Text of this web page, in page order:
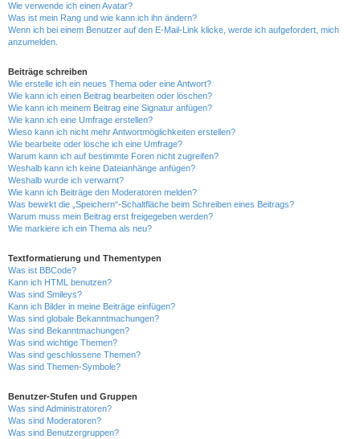
Wie verwende ich einen Avatar?
Was ist mein Rang und wie kann ich ihn ändern?
Wenn ich bei einem Benutzer auf den E-Mail-Link klicke, werde ich aufgefordert, mich
anzumelden.
Beiträge schreiben
Wie erstelle ich ein neues Thema oder eine Antwort?
Wie kann ich einen Beitrag bearbeiten oder löschen?
Wie kann ich meinem Beitrag eine Signatur anfügen?
Wie kann ich eine Umfrage erstellen?
Wieso kann ich nicht mehr Antwortmöglichkeiten erstellen?
Wie bearbeite oder lösche ich eine Umfrage?
Warum kann ich auf bestimmte Foren nicht zugreifen?
Weshalb kann ich keine Dateianhänge anfügen?
Weshalb wurde ich verwarnt?
Wie kann ich Beiträge den Moderatoren melden?
Was bewirkt die „Speichern“-Schaltfläche beim Schreiben eines Beitrags?
Warum muss mein Beitrag erst freigegeben werden?
Wie markiere ich ein Thema als neu?
Textformatierung und Thementypen
Was ist BBCode?
Kann ich HTML benutzen?
Was sind Smileys?
Kann ich Bilder in meine Beiträge einfügen?
Was sind globale Bekanntmachungen?
Was sind Bekanntmachungen?
Was sind wichtige Themen?
Was sind geschlossene Themen?
Was sind Themen-Symbole?
Benutzer-Stufen und Gruppen
Was sind Administratoren?
Was sind Moderatoren?
Was sind Benutzergruppen?